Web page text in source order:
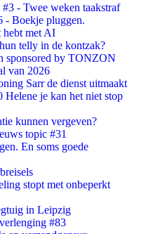
- Twee weken taakstraf
- Boekje pluggen.
hebt met AI
telly in de kontzak?
sponsored by TONZON
van 2026
Sarr de dienst uitmaakt
je kan het niet stop
kunnen vergeven?
topic #31
En soms goede
stopt met onbeperkt
in Leipzig
#83